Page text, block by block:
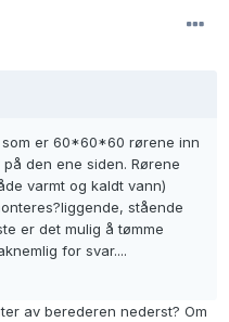
er 60*60*60 rørene inn
den ene siden. Rørene
varmt og kaldt vann)
stående
er det mulig å tømme
for svar....
av berederen nederst? Om